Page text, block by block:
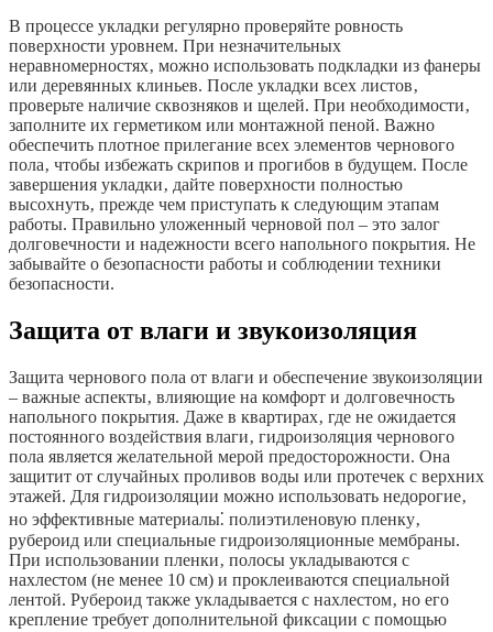
В процессе укладки регулярно проверяйте ровность
поверхности уровнем. При незначительных
неравномерностях‚ можно использовать подкладки из фанеры
или деревянных клиньев. После укладки всех листов‚
проверьте наличие сквозняков и щелей. При необходимости‚
заполните их герметиком или монтажной пеной. Важно
обеспечить плотное прилегание всех элементов чернового
пола‚ чтобы избежать скрипов и прогибов в будущем. После
завершения укладки‚ дайте поверхности полностью
высохнуть‚ прежде чем приступать к следующим этапам
работы. Правильно уложенный черновой пол – это залог
долговечности и надежности всего напольного покрытия. Не
забывайте о безопасности работы и соблюдении техники
безопасности.
Защита от влаги и звукоизоляция
Защита чернового пола от влаги и обеспечение звукоизоляции
– важные аспекты‚ влияющие на комфорт и долговечность
напольного покрытия. Даже в квартирах‚ где не ожидается
постоянного воздействия влаги‚ гидроизоляция чернового
пола является желательной мерой предосторожности. Она
защитит от случайных проливов воды или протечек с верхних
этажей. Для гидроизоляции можно использовать недорогие‚
но эффективные материалы⁚ полиэтиленовую пленку‚
рубероид или специальные гидроизоляционные мембраны.
При использовании пленки‚ полосы укладываются с
нахлестом (не менее 10 см) и проклеиваются специальной
лентой. Рубероид также укладывается с нахлестом‚ но его
крепление требует дополнительной фиксации с помощью